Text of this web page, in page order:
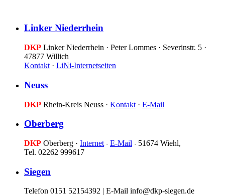
Linker Niederrhein
DKP Linker Niederrhein · Peter Lommes · Severinstr. 5 ·
47877 Willich
Kontakt · LiNi-Internetseiten
Neuss
DKP Rhein-Kreis Neuss · Kontakt · E-Mail
Oberberg
DKP Oberberg · Internet · E-Mail · 51674 Wiehl,
Tel. 02262 999617
Siegen
Telefon 0151 52154392 | E-Mail info@dkp-siegen.de